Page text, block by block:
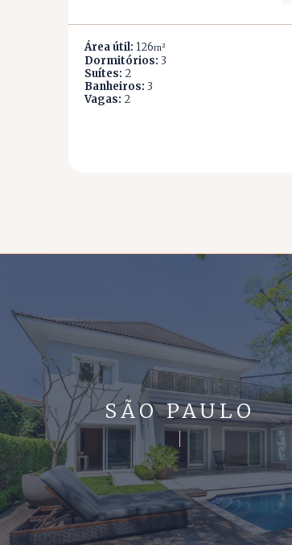
Área útil: 126m²
Dormitórios: 3
Suítes: 2
Banheiros: 3
Vagas: 2
SÃO PAULO